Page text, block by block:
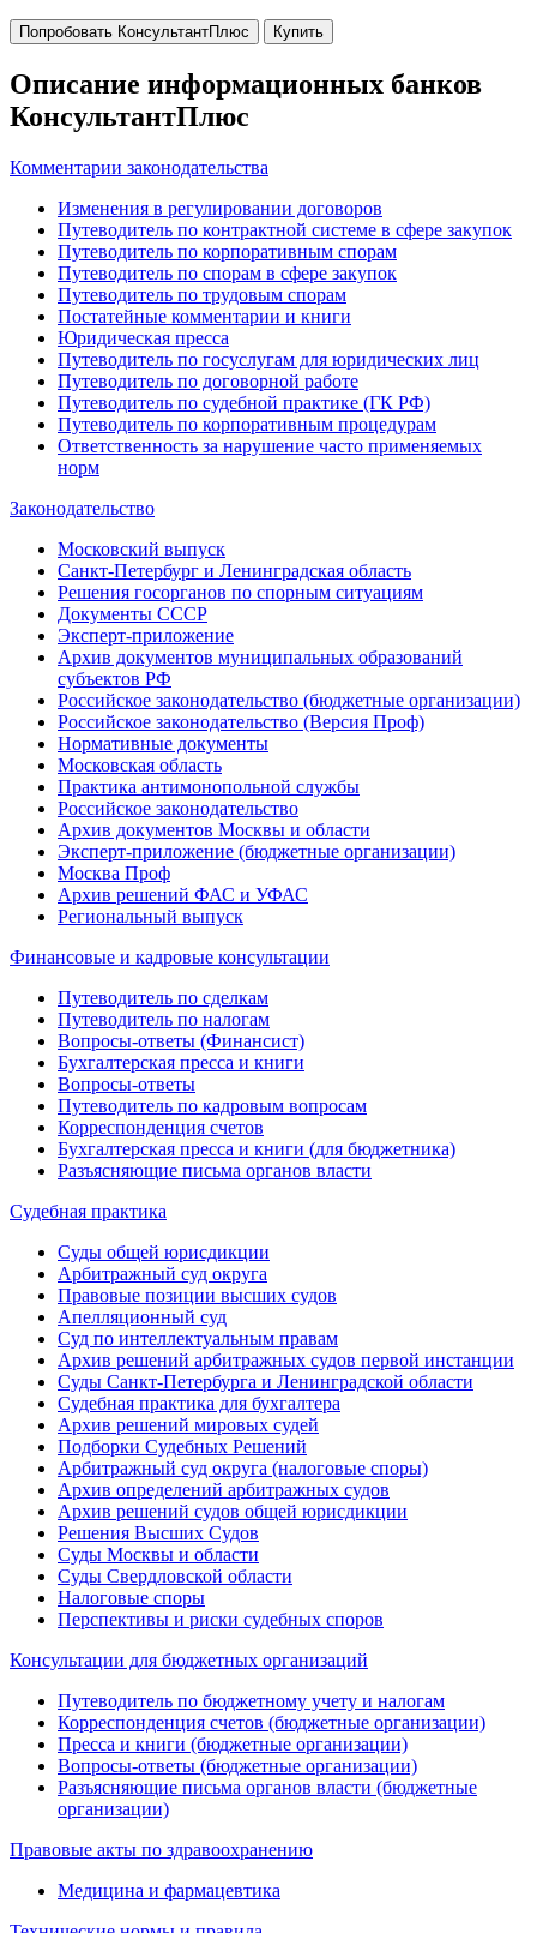
Попробовать КонсультантПлюс Купить
Описание информационных банков
КонсультантПлюс
Комментарии законодательства
Изменения в регулировании договоров
Путеводитель по контрактной системе в сфере закупок
Путеводитель по корпоративным спорам
Путеводитель по спорам в сфере закупок
Путеводитель по трудовым спорам
Постатейные комментарии и книги
Юридическая пресса
Путеводитель по госуслугам для юридических лиц
Путеводитель по договорной работе
Путеводитель по судебной практике (ГК РФ)
Путеводитель по корпоративным процедурам
Ответственность за нарушение часто применяемых
норм
Законодательство
Московский выпуск
Санкт-Петербург и Ленинградская область
Решения госорганов по спорным ситуациям
Документы СССР
Эксперт-приложение
Архив документов муниципальных образований
субъектов РФ
Российское законодательство (бюджетные организации)
Российское законодательство (Версия Проф)
Нормативные документы
Московская область
Практика антимонопольной службы
Российское законодательство
Архив документов Москвы и области
Эксперт-приложение (бюджетные организации)
Москва Проф
Архив решений ФАС и УФАС
Региональный выпуск
Финансовые и кадровые консультации
Путеводитель по сделкам
Путеводитель по налогам
Вопросы-ответы (Финансист)
Бухгалтерская пресса и книги
Вопросы-ответы
Путеводитель по кадровым вопросам
Корреспонденция счетов
Бухгалтерская пресса и книги (для бюджетника)
Разъясняющие письма органов власти
Судебная практика
Суды общей юрисдикции
Арбитражный суд округа
Правовые позиции высших судов
Апелляционный суд
Суд по интеллектуальным правам
Архив решений арбитражных судов первой инстанции
Суды Санкт-Петербурга и Ленинградской области
Судебная практика для бухгалтера
Архив решений мировых судей
Подборки Судебных Решений
Арбитражный суд округа (налоговые споры)
Архив определений арбитражных судов
Архив решений судов общей юрисдикции
Решения Высших Судов
Суды Москвы и области
Суды Свердловской области
Налоговые споры
Перспективы и риски судебных споров
Консультации для бюджетных организаций
Путеводитель по бюджетному учету и налогам
Корреспонденция счетов (бюджетные организации)
Пресса и книги (бюджетные организации)
Вопросы-ответы (бюджетные организации)
Разъясняющие письма органов власти (бюджетные
организации)
Правовые акты по здравоохранению
Медицина и фармацевтика